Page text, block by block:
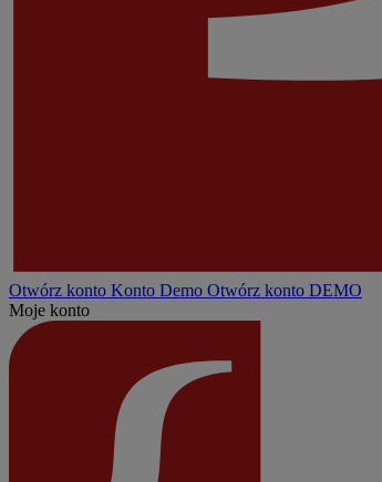
Otwórz konto Konto Demo Otwórz konto DEMO
Moje konto